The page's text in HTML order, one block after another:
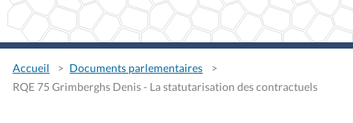
Accueil
Documents parlementaires
RQE 75 Grimberghs Denis - La statutarisation des contractuels